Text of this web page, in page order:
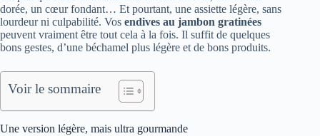
dorée, un cœur fondant… Et pourtant, une assiette légère, sans
lourdeur ni culpabilité. Vos endives au jambon gratinées
peuvent vraiment être tout cela à la fois. Il suffit de quelques
bons gestes, d’une béchamel plus légère et de bons produits.
Voir le sommaire
Une version légère, mais ultra gourmande